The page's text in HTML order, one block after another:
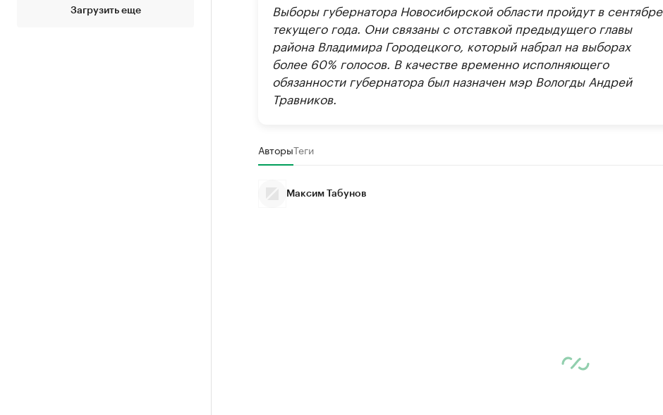
Загрузить еще
Выборы губернатора Новосибирской области пройдут в сентябре
текущего года. Они связаны с отставкой предыдущего главы
района Владимира Городецкого, который набрал на выборах
более 60% голосов. В качестве временно исполняющего
обязанности губернатора был назначен мэр Вологды Андрей
Травников.
АвторыТеги
Максим Табунов